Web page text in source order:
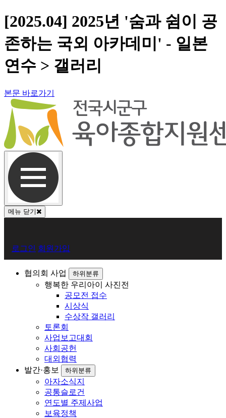
[2025.04] 2025년 '숨과 쉼이 공
존하는 국외 아카데미' - 일본
연수 > 갤러리
본문 바로가기
메뉴 닫기
원
로
로그인 회원가입
협의회 사업 하위분류
행복한 우리아이 사진전
공모전 접수
시상식
수상작 갤러리
토론회
사업보고대회
사회공헌
대외협력
발간·홍보
하위분류
아자소식지
공통슬로건
연도별 주제사업
보육정책